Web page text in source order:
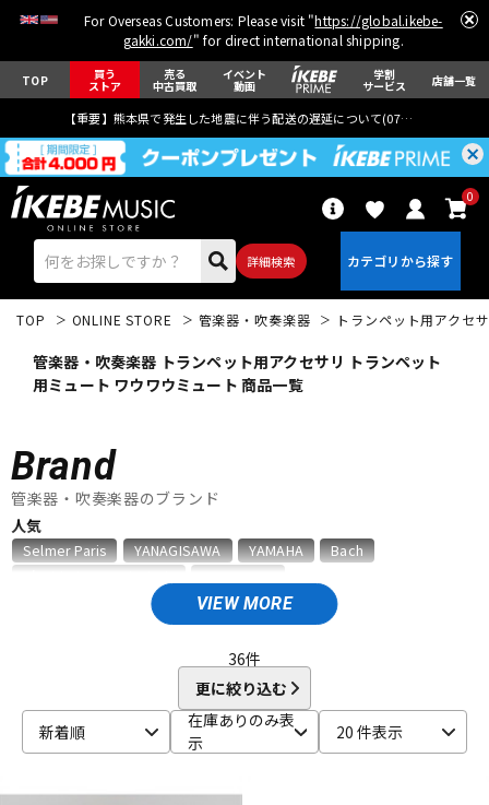
For Overseas Customers: Please visit "https://global.ikebe-
gakki.com/" for direct international shipping.
TOP 買う
ストア
売る
中古買取
イベント
動画
学割
サービス 店舗一覧
【重要】熊本県で発生した地震に伴う配送の遅延について(07月29日
詳細検索
0
パーカッション
管楽器 その他楽器
TOP ONLINE STORE 管楽器・吹奏楽器 トランペット用アクセ
管楽器・吹奏楽器 トランペット用アクセサリ トランペット
用ミュート ワウワウミュート 商品一覧
Brand
管楽器・吹奏楽器のブランド
VIEW MORE
人気
Selmer Paris YANAGISAWA YAMAHA
Bach
AKAI Al Cass
Alexander Karavaev
Anfree
aS
B
B.AIR B.Tilz Bach BAM
Beaumont
BG
BIRD STRAP BLUE JUICE
36件
更に絞り込む
新着順
在庫ありのみ表
示
20 件表示